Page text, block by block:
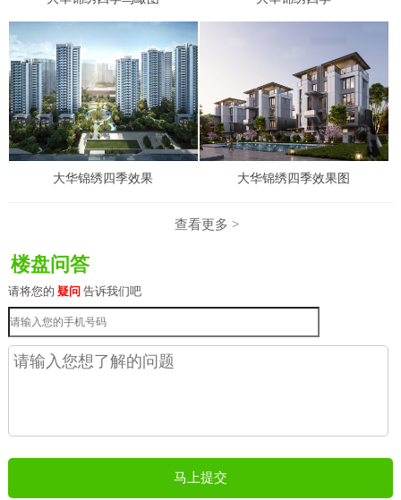
大华锦绣四季效果 大华锦绣四季效果图
查看更多 >
楼盘问答
请将您的 疑问 告诉我们吧